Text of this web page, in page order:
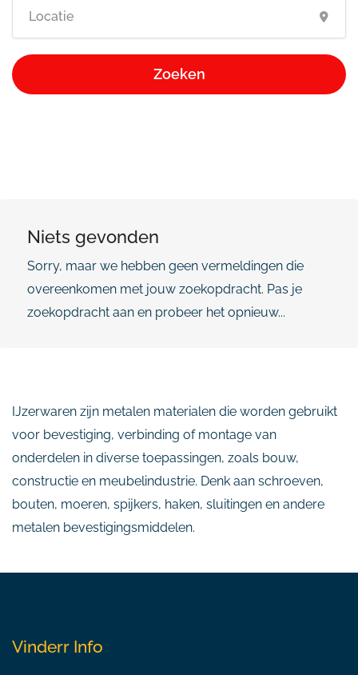
Zoeken
Niets gevonden
Sorry, maar we hebben geen vermeldingen die
overeenkomen met jouw zoekopdracht. Pas je
zoekopdracht aan en probeer het opnieuw...
IJzerwaren zijn metalen materialen die worden gebruikt
voor bevestiging, verbinding of montage van
onderdelen in diverse toepassingen, zoals bouw,
constructie en meubelindustrie. Denk aan schroeven,
bouten, moeren, spijkers, haken, sluitingen en andere
metalen bevestigingsmiddelen.
Vinderr Info